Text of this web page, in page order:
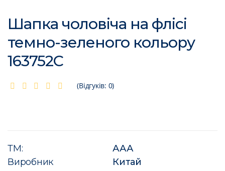
Шапка чоловіча на флісі
темно-зеленого кольору
163752C
(Відгуків: 0)
ТМ:
ААА
Виробник
Китай